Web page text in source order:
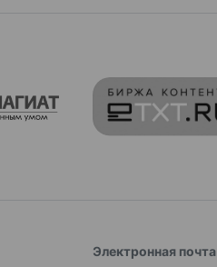
Электронная почта